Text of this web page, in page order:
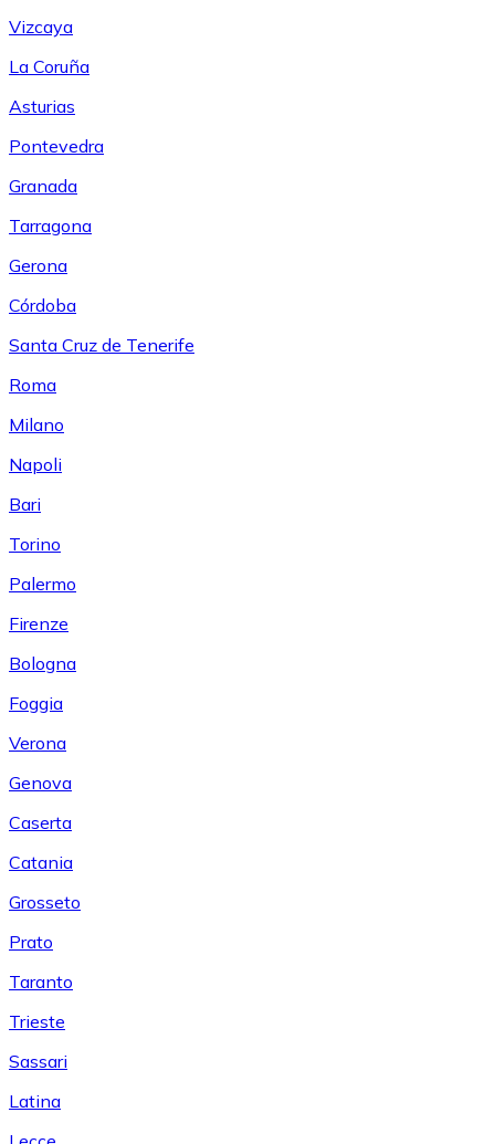
Vizcaya
La Coruña
Asturias
Pontevedra
Granada
Tarragona
Gerona
Córdoba
Santa Cruz de Tenerife
Roma
Milano
Napoli
Bari
Torino
Palermo
Firenze
Bologna
Foggia
Verona
Genova
Caserta
Catania
Grosseto
Prato
Taranto
Trieste
Sassari
Latina